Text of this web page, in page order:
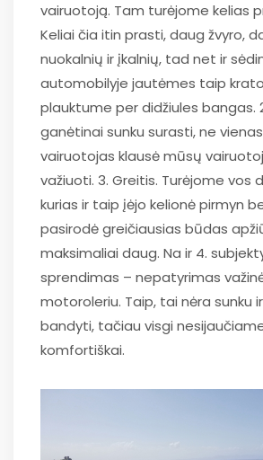
vairuotoją. Tam turėjome kelias
Keliai čia itin prasti, daug žvyro,
nuokalnių ir įkalnių, tad net ir
automobilyje jautėmes taip
plauktume per didžiules bangas.
ganėtinai sunku surasti, ne
vairuotojas klausė mūsų
važiuoti. 3. Greitis. Turėjome vos
kurias ir taip įėjo kelionė pirmyn
pasirodė greičiausias būdas
maksimaliai daug. Na ir 4.
sprendimas – nepatyrimas
motoroleriu. Taip, tai nėra sunku
bandyti, tačiau visgi
komfortiškai.